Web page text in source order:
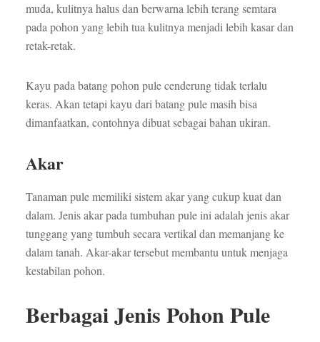
muda, kulitnya halus dan berwarna lebih terang semtara
pada pohon yang lebih tua kulitnya menjadi lebih kasar dan
retak-retak.
Kayu pada batang pohon pule cenderung tidak terlalu
keras. Akan tetapi kayu dari batang pule masih bisa
dimanfaatkan, contohnya dibuat sebagai bahan ukiran.
Akar
Tanaman pule memiliki sistem akar yang cukup kuat dan
dalam. Jenis akar pada tumbuhan pule ini adalah jenis akar
tunggang yang tumbuh secara vertikal dan memanjang ke
dalam tanah. Akar-akar tersebut membantu untuk menjaga
kestabilan pohon.
Berbagai Jenis Pohon Pule